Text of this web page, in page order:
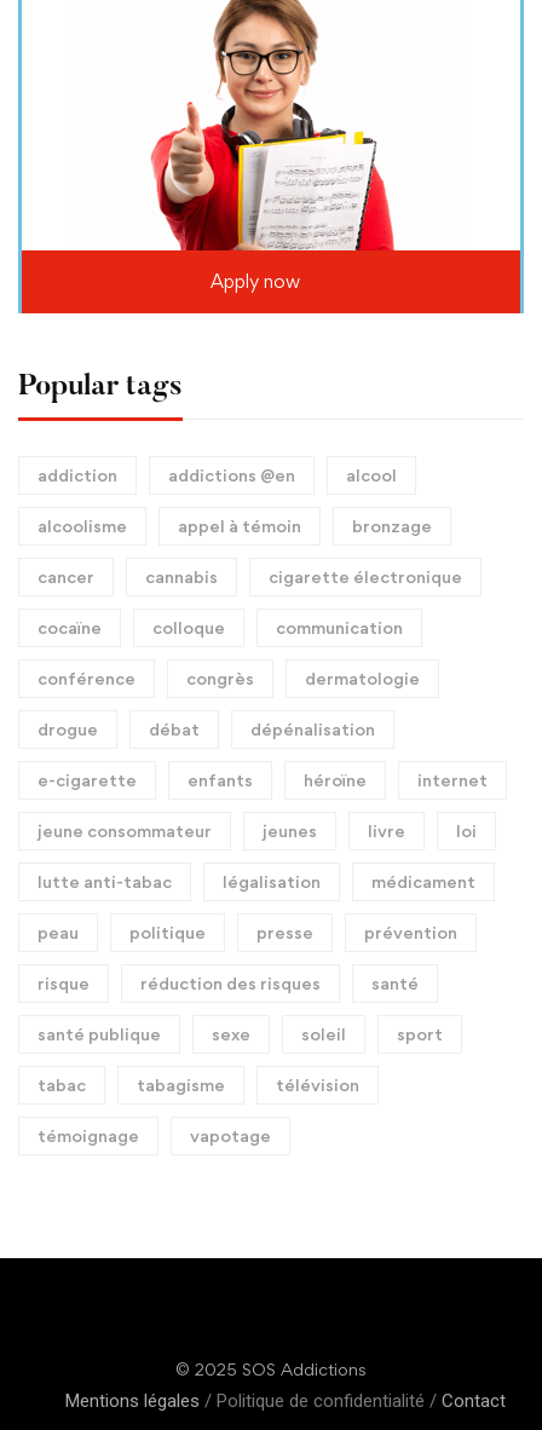
Apply now
Popular tags
addiction addictions @en alcool
alcoolisme appel à témoin bronzage
cancer cannabis cigarette électronique
cocaïne colloque communication
conférence congrès dermatologie
drogue débat dépénalisation
e-cigarette enfants héroïne internet
jeune consommateur jeunes livre loi
lutte anti-tabac légalisation médicament
peau politique presse prévention
risque réduction des risques santé
santé publique sexe soleil sport
tabac tabagisme télévision
témoignage vapotage
© 2025 SOS Addictions
Mentions légales / Politique de confidentialité / Contact